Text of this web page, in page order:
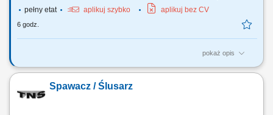
pełny etat
aplikuj szybko aplikuj bez CV
6 godz.
pokaż opis
wykonywanie konstrukcji oraz zabudowy pojazdów do transportu
schematów technicznych (duża powtarzalność) tasowanie, cięcie,
sczepianie, wykonywanie krótkich spawów metodą MIG 131 (puls),
Spawacz / Ślusarz